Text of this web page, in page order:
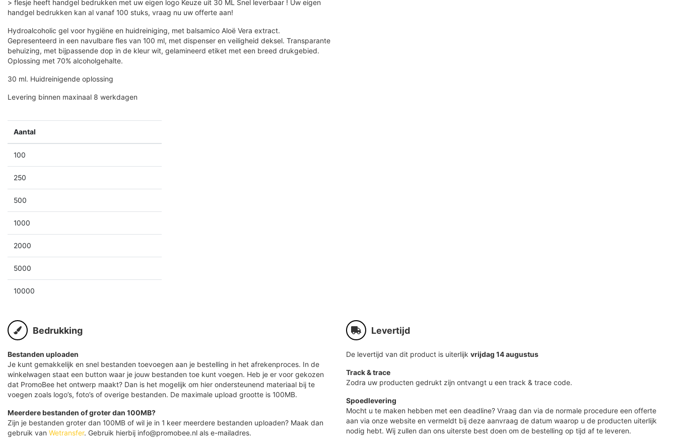
> flesje heeft handgel bedrukken met uw eigen logo Keuze uit 30 ML Snel leverbaar ! Uw eigen
handgel bedrukken kan al vanaf 100 stuks, vraag nu uw offerte aan!
Hydroalcoholic gel voor hygiëne en huidreiniging, met balsamico Aloë Vera extract.
Gepresenteerd in een navulbare fles van 100 ml, met dispenser en veiligheid deksel. Transparante
behuizing, met bijpassende dop in de kleur wit, gelamineerd etiket met een breed drukgebied.
Oplossing met 70% alcoholgehalte.
30 ml. Huidreinigende oplossing
Levering binnen maxinaal 8 werkdagen
Aantal
100
250
500
1000
2000
5000
10000
Bedrukking
Bestanden uploaden
Je kunt gemakkelijk en snel bestanden toevoegen aan je bestelling in het afrekenproces. In de
winkelwagen staat een button waar je jouw bestanden toe kunt voegen. Heb je er voor gekozen
dat PromoBee het ontwerp maakt? Dan is het mogelijk om hier ondersteunend materiaal bij te
voegen zoals logo’s, foto’s of overige bestanden. De maximale upload grootte is 100MB.
Meerdere bestanden of groter dan 100MB?
Zijn je bestanden groter dan 100MB of wil je in 1 keer meerdere bestanden uploaden? Maak dan
gebruik van Wetransfer. Gebruik hierbij info@promobee.nl als e-mailadres.
Levertijd
De levertijd van dit product is uiterlijk vrijdag 14 augustus
Track & trace
Zodra uw producten gedrukt zijn ontvangt u een track & trace code.
Spoedlevering
Mocht u te maken hebben met een deadline? Vraag dan via de normale procedure een offerte
aan via onze website en vermeldt bij deze aanvraag de datum waarop u de producten uiterlijk
nodig hebt. Wij zullen dan ons uiterste best doen om de bestelling op tijd af te leveren.